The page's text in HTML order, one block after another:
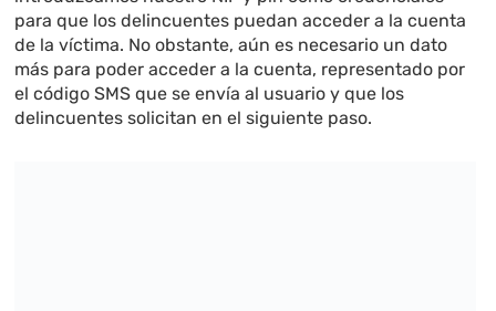
para que los delincuentes puedan acceder a la cuenta
de la víctima. No obstante, aún es necesario un dato
más para poder acceder a la cuenta, representado por
el código SMS que se envía al usuario y que los
delincuentes solicitan en el siguiente paso.